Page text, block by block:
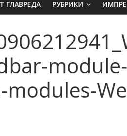
ГЛАВРЕДА РУБРИКИ
modules-